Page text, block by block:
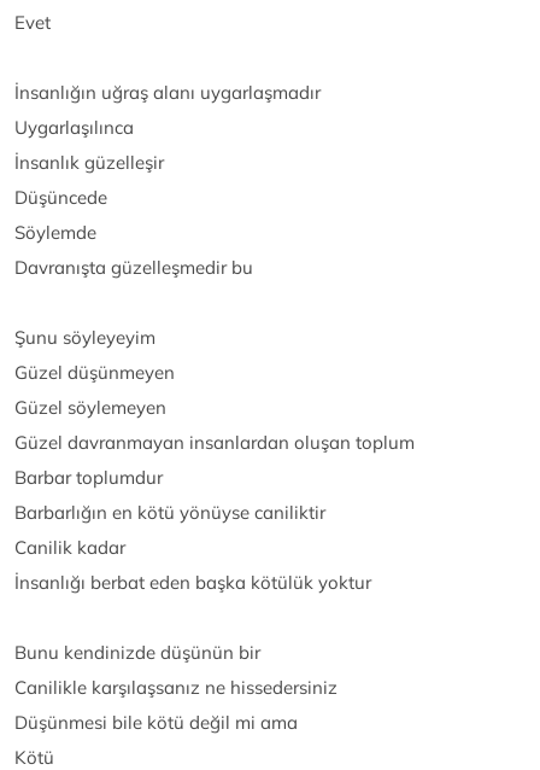
Evet
İnsanlığın uğraş alanı uygarlaşmadır
Uygarlaşılınca
İnsanlık güzelleşir
Düşüncede
Söylemde
Davranışta güzelleşmedir bu
Şunu söyleyeyim
Güzel düşünmeyen
Güzel söylemeyen
Güzel davranmayan insanlardan oluşan toplum
Barbar toplumdur
Barbarlığın en kötü yönüyse caniliktir
Canilik kadar
İnsanlığı berbat eden başka kötülük yoktur
Bunu kendinizde düşünün bir
Canilikle karşılaşsanız ne hissedersiniz
Düşünmesi bile kötü değil mi ama
Kötü